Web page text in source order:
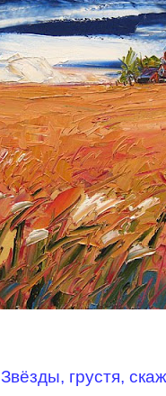
Звёзды, грустя,